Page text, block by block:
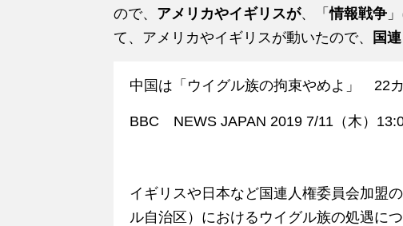
ので、 アメリカやイギリスが、「情報戦争 」
て、アメリカやイギリスが動いたので、
国
中国は「ウイグル族の拘束やめよ」 22
BBC NEWS JAPAN 2019 7/11（木）
イギリスや日本など国連人権委員会加盟
ル自治区）におけるウイグル族の処遇に